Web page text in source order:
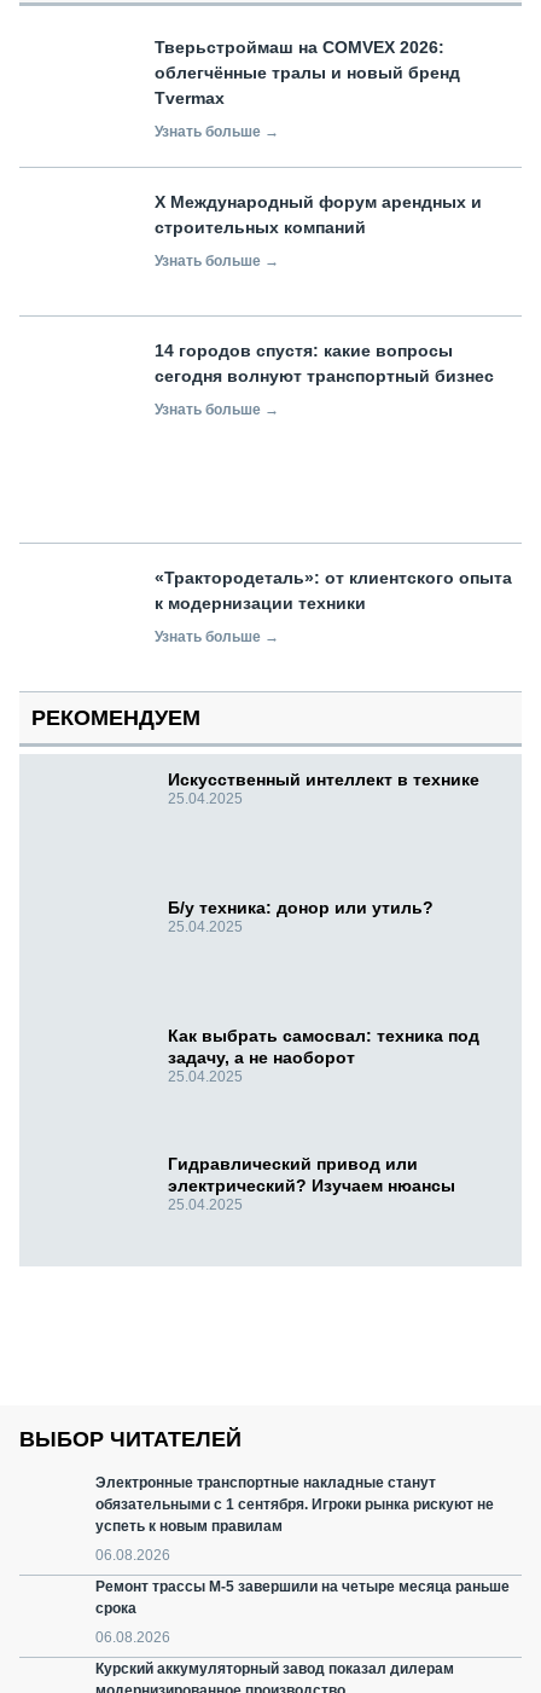
Тверьстроймаш на COMVEX 2026:
облегчённые тралы и новый бренд
Tvermax
Узнать больше →
X Международный форум арендных и
строительных компаний
Узнать больше →
14 городов спустя: какие вопросы
сегодня волнуют транспортный бизнес
Узнать больше →
«Трактородеталь»: от клиентского опыта
к модернизации техники
Узнать больше →
РЕКОМЕНДУЕМ
Искусственный интеллект в технике
25.04.2025
Б/у техника: донор или утиль?
25.04.2025
Как выбрать самосвал: техника под
задачу, а не наоборот
25.04.2025
Гидравлический привод или
электрический? Изучаем нюансы
25.04.2025
ВЫБОР ЧИТАТЕЛЕЙ
Электронные транспортные накладные станут
обязательными с 1 сентября. Игроки рынка рискуют не
успеть к новым правилам
06.08.2026
Ремонт трассы М-5 завершили на четыре месяца раньше
срока
06.08.2026
Курский аккумуляторный завод показал дилерам